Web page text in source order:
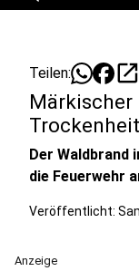
Teilen: open_in_new
Der
die Feuerwehr
Veröffentlicht:
Anzeige